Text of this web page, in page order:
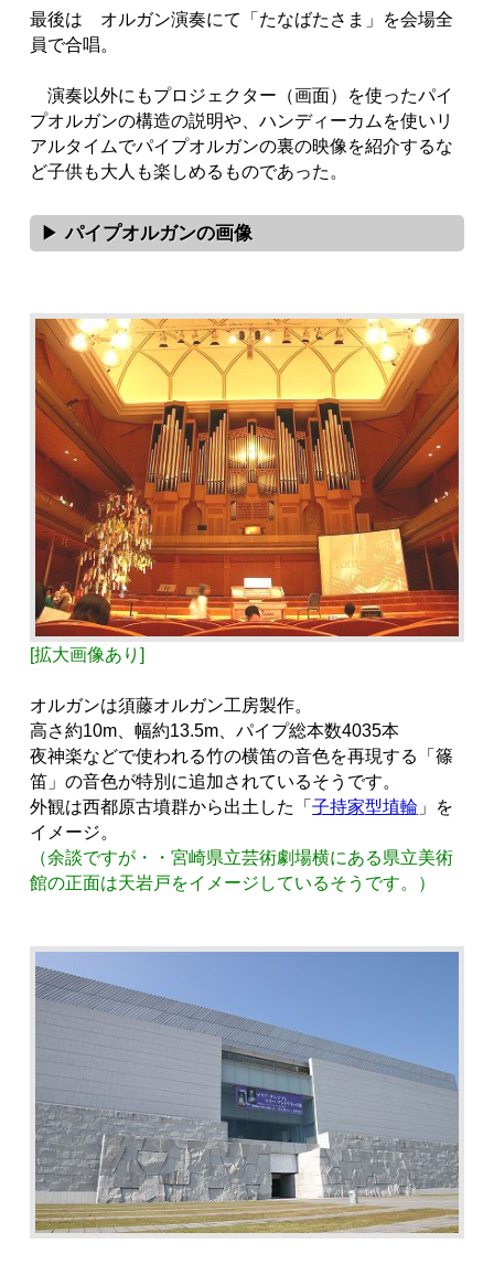
最後は オルガン演奏にて「たなばたさま」を会場全
員で合唱。
演奏以外にもプロジェクター（画面）を使ったパイ
プオルガンの構造の説明や、ハンディーカムを使いリ
アルタイムでパイプオルガンの裏の映像を紹介するな
ど子供も大人も楽しめるものであった。
パイプオルガンの画像
[拡大画像あり]
オルガンは須藤オルガン工房製作。
高さ約10m、幅約13.5m、パイプ総本数4035本
夜神楽などで使われる竹の横笛の音色を再現する「篠
笛」の音色が特別に追加されているそうです。
外観は西都原古墳群から出土した「子持家型埴輪 」を
イメージ。
（余談ですが・・宮崎県立芸術劇場横にある県立美術
館の正面は天岩戸をイメージしているそうです。）